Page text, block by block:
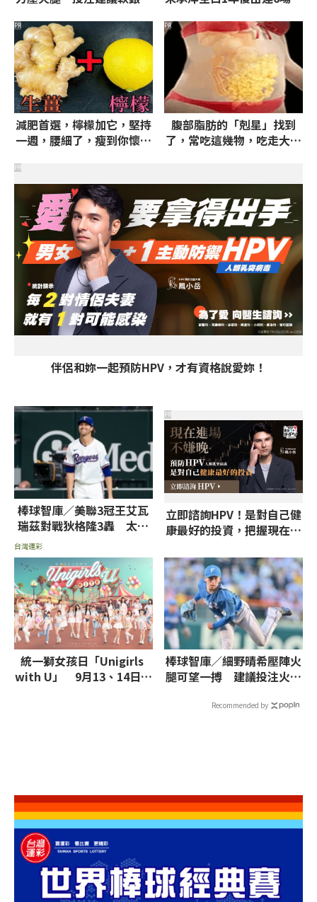
減肥首選，檸檬加它，堅持
一週，腰細了，瘦到你懷疑
PR
腹部脂肪的「剋星」找到
了，常吃這幾物，吃走大肚
PR
伴侶和妳一起預防HPV，才有資格說愛妳！
PR
棒球智庫／美聯3冠王艾瓦
瑞茲對戰狄格隆3轟 太空
人戰遊騎兵拼大分
台灣運彩
立即諮詢HPV！是對自己健
康最好的投資，把握現在不
PR
統一獅女孩日「Unigirls
with U」 9月13、14日甜
棒球智庫／細野晴希壓陣火
腿可望一搏 建議投注火腿
Recommended by